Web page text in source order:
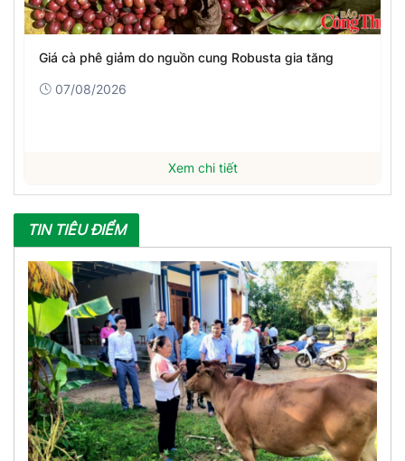
Giá cà phê giảm do nguồn cung Robusta gia tăng
07/08/2026
Xem chi tiết
TIN TIÊU ĐIỂM